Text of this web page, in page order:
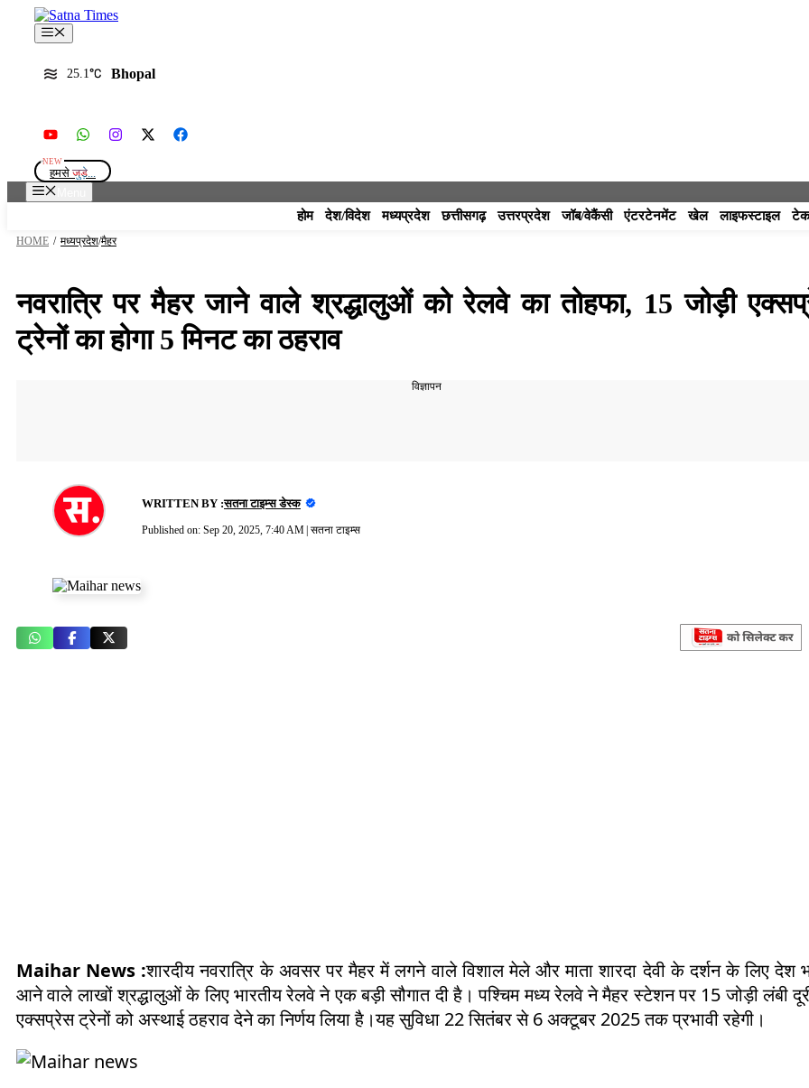
content
Menu
25.1 Bhopal
हमसे जुड़े...
होम देश/विदेश मध्यप्रदेश छत्तीसगढ़ उत्तरप्रदेश जॉब/वेकैंसी एंटरटेनमेंट खेल लाइफस्टाइल
HOME / मध्यप्रदेश/मैहर
नवरात्रि पर मैहर जाने वाले श्रद्धालुओं को रेलवे का तोहफा, 15 जोड़ी
ट्रेनों का होगा 5 मिनट का ठहराव
विज्ञापन
WRITTEN BY :सतना टाइम्स डेस्क
Published on: Sep 20, 2025, 7:40 AM| सतना टाइम्स
Maihar News :शारदीय नवरात्रि के अवसर पर मैहर में लगने वाले विशाल मेले और माता शारदा देवी के दर्शन के लिए देश
आने वाले लाखों श्रद्धालुओं के लिए भारतीय रेलवे ने एक बड़ी सौगात दी है। पश्चिम मध्य रेलवे ने मैहर स्टेशन पर 15 जोड़ी लंबी
एक्सप्रेस ट्रेनों को अस्थाई ठहराव देने का निर्णय लिया है।यह सुविधा 22 सितंबर से 6 अक्टूबर 2025 तक प्रभावी रहेगी।